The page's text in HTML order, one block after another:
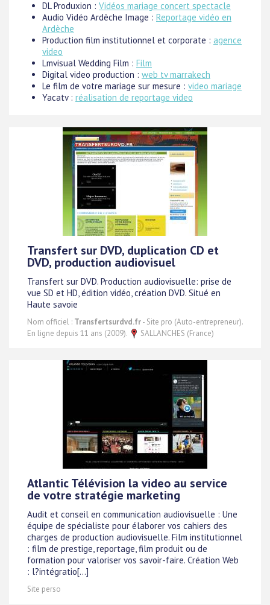
DL Produxion : Vidéos mariage concert spectacle
Audio Vidéo Ardèche Image : Reportage vidéo en
Ardèche
Production film institutionnel et corporate : agence
video
Lmvisual Wedding Film : Film
Digital video production : web tv marrakech
Le film de votre mariage sur mesure : video mariage
Yacatv : réalisation de reportage video
Transfert sur DVD, duplication CD et
DVD, production audiovisuel
Transfert sur DVD. Production audiovisuelle: prise de
vue SD et HD, édition vidéo, création DVD. Situé en
Haute savoie
Nom officiel : Transfertsurdvd.fr- Site pro (Auto-entrepreneur).
En ligne depuis 11 ans (2009).
SALLANCHES (France)
Atlantic Télévision la video au service
de votre stratégie marketing
Audit et conseil en communication audiovisuelle : Une
équipe de spécialiste pour élaborer vos cahiers des
charges de production audiovisuelle. Film institutionnel
: film de prestige, reportage, film produit ou de
formation pour valoriser vos savoir-faire. Création Web
: l?intégratio[...]
Site perso